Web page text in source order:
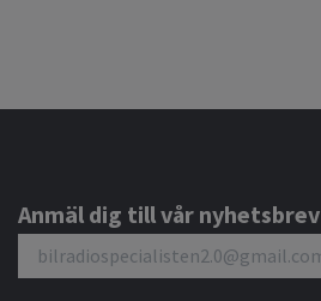
Anmäl dig till vår nyhetsbrev